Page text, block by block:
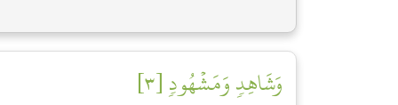
وَشَاهِدٖ وَمَشۡهُودٖ [٣]